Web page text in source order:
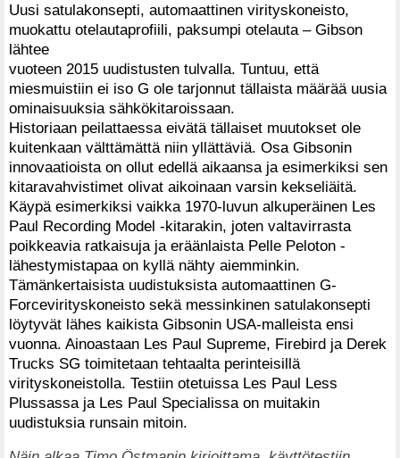
Uusi satulakonsepti, automaattinen virityskoneisto,
muokattu otelautaprofiili, paksumpi otelauta – Gibson
lähtee
vuoteen 2015 uudistusten tulvalla. Tuntuu, että
miesmuistiin ei iso G ole tarjonnut tällaista määrää uusia
ominaisuuksia sähkökitaroissaan.
Historiaan peilattaessa eivätä tällaiset muutokset ole
kuitenkaan välttämättä niin yllättäviä. Osa Gibsonin
innovaatioista on ollut edellä aikaansa ja esimerkiksi sen
kitaravahvistimet olivat aikoinaan varsin kekseliäitä.
Käypä esimerkiksi vaikka 1970-luvun alkuperäinen Les
Paul Recording Model -kitarakin, joten valtavirrasta
poikkeavia ratkaisuja ja eräänlaista Pelle Peloton -
lähestymistapaa on kyllä nähty aiemminkin.
Tämänkertaisista uudistuksista automaattinen G-
Forcevirityskoneisto sekä messinkinen satulakonsepti
löytyvät lähes kaikista Gibsonin USA-malleista ensi
vuonna. Ainoastaan Les Paul Supreme, Firebird ja Derek
Trucks SG toimitetaan tehtaalta perinteisillä
virityskoneistolla. Testiin otetuissa Les Paul Less
Plussassa ja Les Paul Specialissa on muitakin
uudistuksia runsain mitoin.